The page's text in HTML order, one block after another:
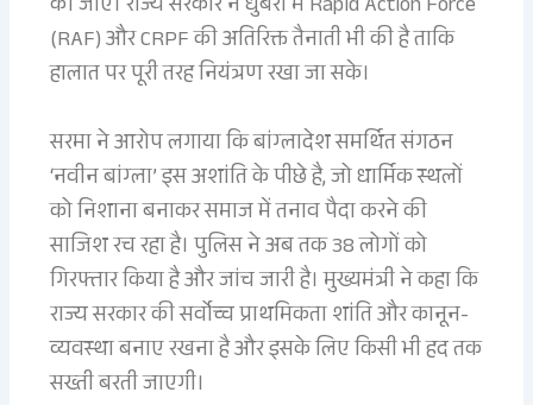
(RAF) और CRPF की अतिरिक्त तैनाती भी की है ताकि
हालात पर पूरी तरह नियंत्रण रखा जा सके।
सरमा ने आरोप लगाया कि बांग्लादेश समर्थित संगठन
‘नवीन बांग्ला’ इस अशांति के पीछे है, जो धार्मिक स्थलों
को निशाना बनाकर समाज में तनाव पैदा करने की
साजिश रच रहा है। पुलिस ने अब तक 38 लोगों को
गिरफ्तार किया है और जांच जारी है। मुख्यमंत्री ने कहा कि
राज्य सरकार की सर्वोच्च प्राथमिकता शांति और कानून-
व्यवस्था बनाए रखना है और इसके लिए किसी भी हद तक
सख्ती बरती जाएगी।